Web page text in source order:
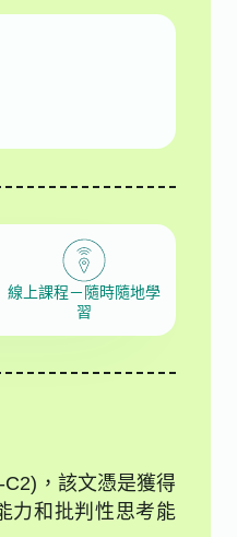
線上課程－隨時隨地學
習
，該文憑是獲得
力和批判性思考能